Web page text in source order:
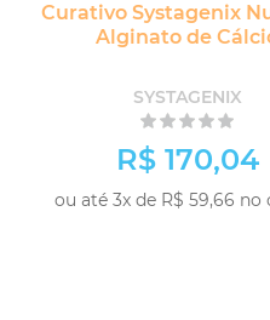
Curativo Systagenix
Alginato de
SYSTAGENIX
R$ 170,04
ou até 3x de R$ 59,66 no